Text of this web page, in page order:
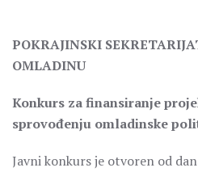
POKRAJINSKI
OMLADINU
Konkurs za finansiranje
sprovođenju omladinske
Javni konkurs je otvoren od